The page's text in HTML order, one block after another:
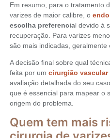
Em resumo, para o tratamento
varizes de maior calibre, o
escolha preferencial devido à
recuperação. Para varizes
são mais indicadas, geralmente
A decisão final sobre qual
feita por um cirurgião vascular
avaliação detalhada do seu
que é essencial para mapear o
origem do problema.
Quem tem mais